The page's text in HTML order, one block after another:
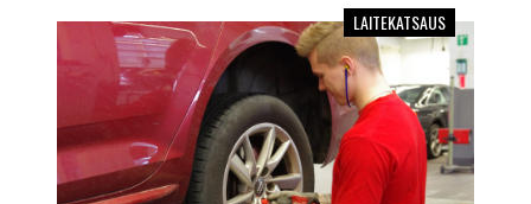
Akkukäyttöiset
mutterivääntimet
LAITEKATSAUS